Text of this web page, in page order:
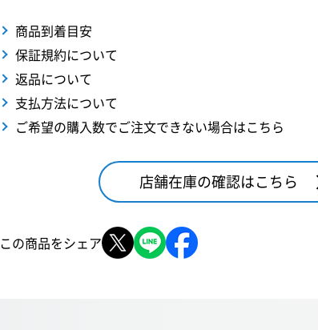
商品到着目安
保証規約について
返品について
支払方法について
ご希望の購入数でご注文できない場合はこちら
店舗在庫の確認はこちら
この商品をシェア